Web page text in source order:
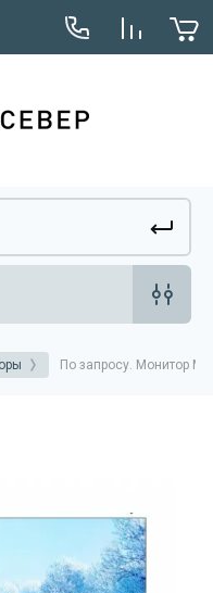
По запросу. Монитор